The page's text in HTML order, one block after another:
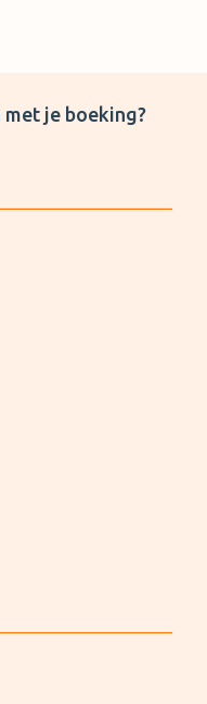
je boeking?